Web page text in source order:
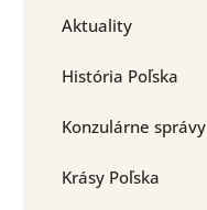
Aktuality
História Poľska
Konzulárne správy
Krásy Poľska